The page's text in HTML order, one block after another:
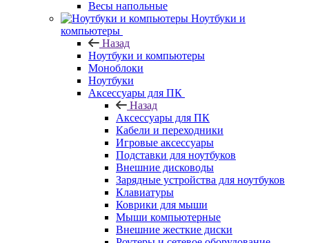
Весы напольные
Ноутбуки и
компьютеры
Назад
Ноутбуки и компьютеры
Моноблоки
Ноутбуки
Аксессуары для ПК
Назад
Аксессуары для ПК
Кабели и переходники
Игровые аксессуары
Подставки для ноутбуков
Внешние дисководы
Зарядные устройства для ноутбуков
Клавиатуры
Коврики для мыши
Мыши компьютерные
Внешние жесткие диски